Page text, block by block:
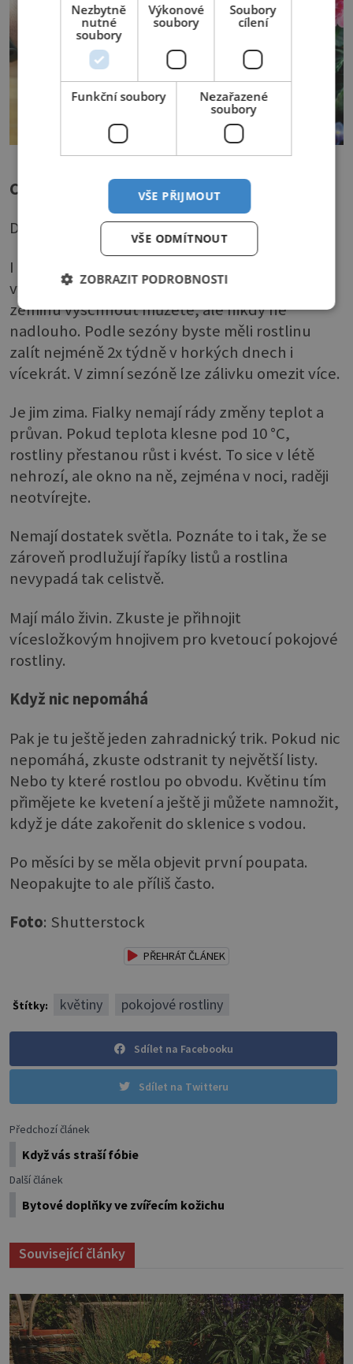
Co když nekvetou?
Důvodů může být víc.
I když se říká, že fialkám nevadí občasné
vyschnutí, může to být jedna z příčin. Nechat
zeminu vyschnout můžete, ale nikdy ne
nadlouho. Podle sezóny byste měli rostlinu
zalít nejméně 2x týdně v horkých dnech i
vícekrát. V zimní sezóně lze zálivku omezit více.
Je jim zima. Fialky nemají rády změny teplot a
průvan. Pokud teplota klesne pod 10 °C,
rostliny přestanou růst i kvést. To sice v létě
nehrozí, ale okno na ně, zejména v noci, raději
neotvírejte.
Nemají dostatek světla. Poznáte to i tak, že se
zároveň prodlužují řapíky listů a rostlina
nevypadá tak celistvě.
Mají málo živin. Zkuste je přihnojit
vícesložkovým hnojivem pro kvetoucí pokojové
rostliny.
Když nic nepomáhá
Pak je tu ještě jeden zahradnický trik. Pokud nic
nepomáhá, zkuste odstranit ty největší listy.
Nebo ty které rostlou po obvodu. Květinu tím
přimějete ke kvetení a ještě ji můžete namnožit,
když je dáte zakořenit do sklenice s vodou.
Po měsíci by se měla objevit první poupata.
Neopakujte to ale příliš často.
Foto: Shutterstock
PŘEHRÁT ČLÁNEK
Štítky: květiny pokojové rostliny
Sdílet na Facebooku
Sdílet na Twitteru
Předchozí článek
Když vás straší fóbie
Další článek
Bytové doplňky ve zvířecím kožichu
Související články
Nezbytně
nutné
soubory
Výkonové
soubory
Soubory
cílení
Funkční soubory
Nezařazené
soubory
VŠE PŘIJMOUT
VŠE ODMÍTNOUT
ZOBRAZIT PODROBNOSTI